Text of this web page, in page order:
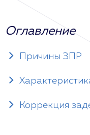
Оглавление
Причины ЗПР
Коррекция